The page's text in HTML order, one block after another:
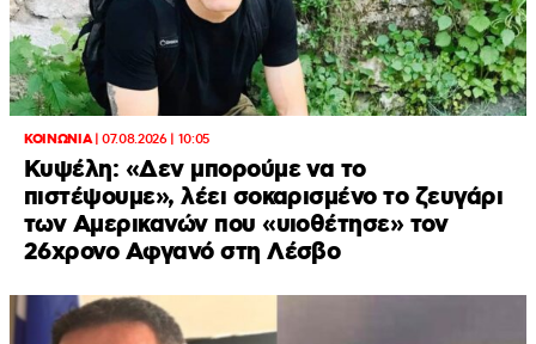
ΚΟΙΝΩΝΙΑ|07.08.2026 | 10:05
Κυψέλη: «Δεν μπορούμε να το
πιστέψουμε», λέει σοκαρισμένο το ζευγάρι
των Αμερικανών που «υιοθέτησε» τον
26χρονο Αφγανό στη Λέσβο